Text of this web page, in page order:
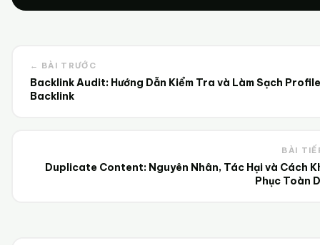
← BÀI TRƯỚC
Backlink Audit: Hướng Dẫn Kiểm Tra và Làm Sạch Profile
Backlink
BÀI
Duplicate Content: Nguyên Nhân, Tác Hại và Cách
Phục Toàn